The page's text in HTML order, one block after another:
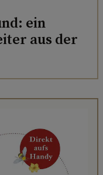
ein
aus der